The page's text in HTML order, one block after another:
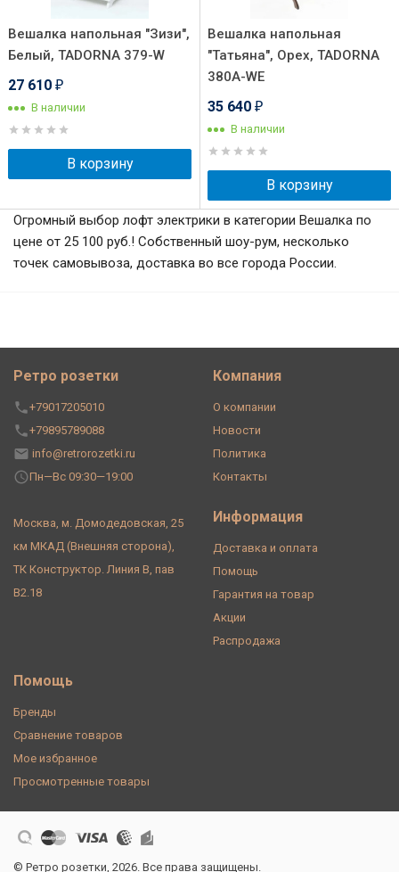
Вешалка напольная "Зизи",
Белый, TADORNA 379-W
27 610 ₽
В наличии
В корзину
Вешалка напольная
"Татьяна", Орех, TADORNA
380А-WE
35 640 ₽
В наличии
В корзину
Огромный выбор лофт электрики в категории Вешалка по
цене от 25 100 руб.! Собственный шоу-рум, несколько
точек самовывоза, доставка во все города России.
Ретро розетки
+79017205010
+79895789088
info@retrorozetki.ru
Пн—Вс 09:30—19:00
Москва, м. Домодедовская, 25
км МКАД (Внешняя сторона),
ТК Конструктор. Линия В, пав
В2.18
Компания
О компании
Новости
Политика
Контакты
Информация
Доставка и оплата
Помощь
Гарантия на товар
Акции
Распродажа
Помощь
Бренды
Сравнение товаров
Мое избранное
Просмотренные товары
© Ретро розетки, 2026. Все права защищены.